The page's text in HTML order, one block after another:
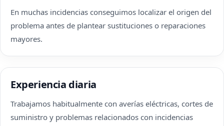
En muchas incidencias conseguimos localizar el origen del
problema antes de plantear sustituciones o reparaciones
mayores.
Experiencia diaria
Trabajamos habitualmente con averías eléctricas, cortes de
suministro y problemas relacionados con incidencias